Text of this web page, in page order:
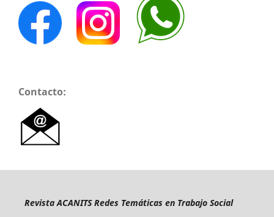
Contacto:
Revista ACANITS Redes Temáticas en Trabajo Social